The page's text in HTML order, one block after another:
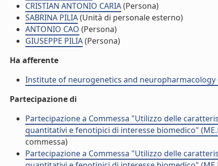
CRISTIAN ANTONIO CARIA(Persona)
SABRINA PILIA(Unità di personale esterno)
ANTONIO CAO (Persona)
GIUSEPPE PILIA(Persona)
Ha afferente
Institute of neurogenetics and neuropharmacology
Partecipazione di
Partecipazione a Commessa "Utilizzo delle
quantitativi e fenotipici di interesse biomedico"
commessa)
Partecipazione a Commessa "Utilizzo delle